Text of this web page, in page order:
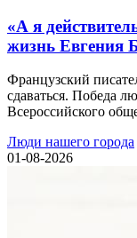
«А я
жизнь Евгения
Французский
сдаваться. Победа
Всероссийского
Люди нашего города
01-08-2026